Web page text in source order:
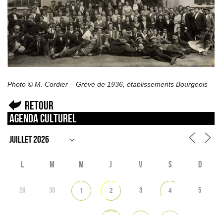
Photo © M. Cordier – Grève de 1936, établissements Bourgeois
Retour
Agenda culturel
L M M J V S D
29 30 1 2 3 4 5